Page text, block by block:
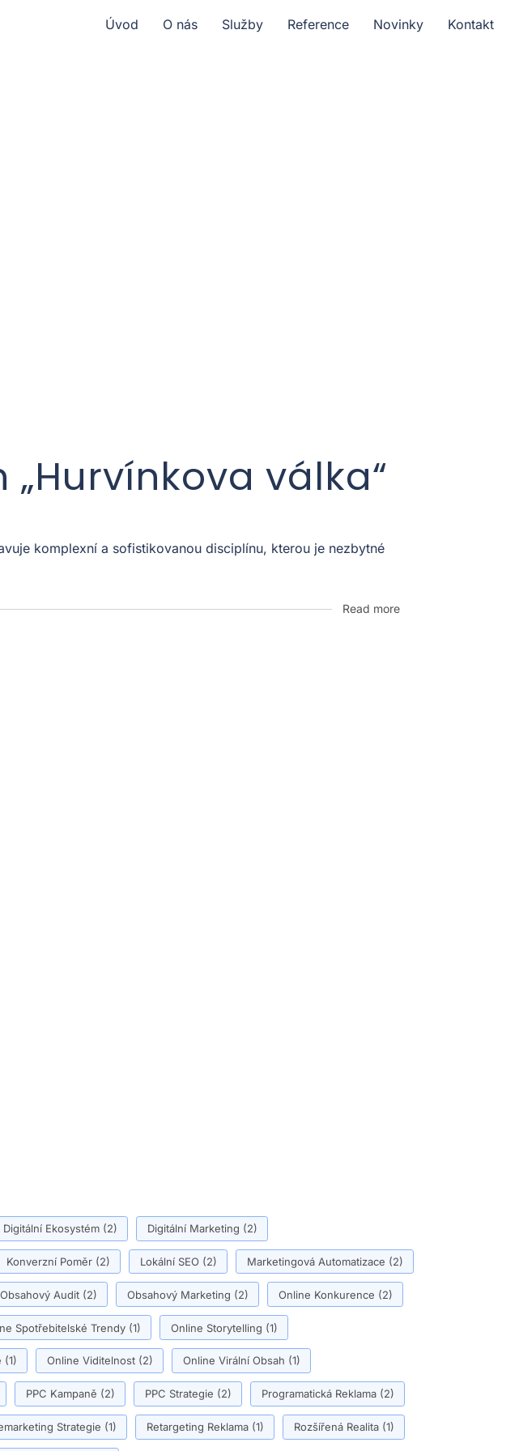
Úvod O nás Služby Reference Novinky Kontakt
válka“
komplexní a sofistikovanou disciplínu, kterou je nezbytné
Read more
Digitální Ekosystém(2) Digitální Marketing (2)
Konverzní Poměr(2) Lokální SEO(2) Marketingová Automatizace (2)
Obsahový Audit(2) Obsahový Marketing (2) Online Konkurence (2)
Spotřebitelské Trendy(1) Online Storytelling (1)
(1) Online Viditelnost(2) Online Virální Obsah (1)
PPC Kampaně (2) PPC Strategie (2) Programatická Reklama(2)
Strategie (1) Retargeting Reklama(1) Rozšířená Realita(1)